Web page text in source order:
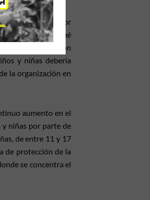
reclutados por
sucediendo, ¿qué
que cuentan con
y niñas debería
la organización en
aumento en el
y niñas por parte de
de entre 11 y 17
de protección de la
se concentra el